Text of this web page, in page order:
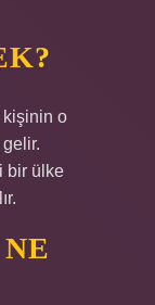
kişinin o
bir ülke